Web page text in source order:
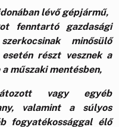
lévő gépjármű,
fenntartó gazdasági
minősülő
részt vesznek a
műszaki mentésben,
vagy egyéb
valamint a súlyos
fogyatékossággal élő